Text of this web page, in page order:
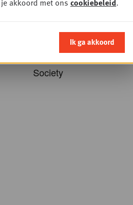
schrijven voor opleidingen
van Gondola Academy en
Society
akkoord met ons cookiebeleid.
Ik ga akkoord